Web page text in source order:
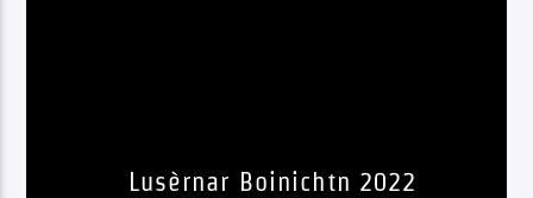
Lusèrnar Boinichtn 2022